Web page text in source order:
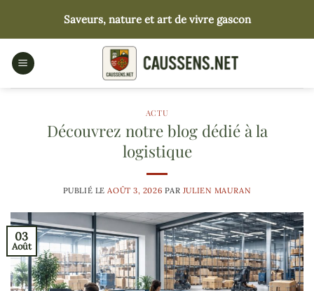
contenu
Saveurs, nature et art de vivre gascon
ACTU
Découvrez notre blog dédié à la
logistique
PUBLIÉ LEAOÛT 3, 2026 PAR JULIEN MAURAN
03
Août